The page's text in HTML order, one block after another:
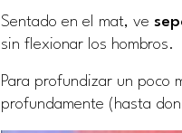
Sentado en el mat, ve
sin flexionar los hombros.
Para profundizar un poco
profundamente (hasta